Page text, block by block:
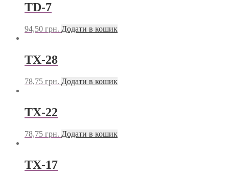
TD-7
94,50 грн. Додати в кошик
TX-28
78,75 грн. Додати в кошик
TX-22
78,75 грн. Додати в кошик
TX-17